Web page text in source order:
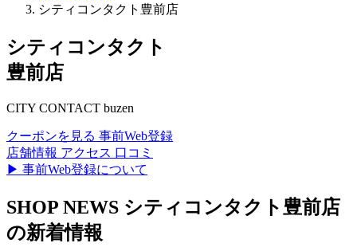
シティコンタクト豊前店
シティコンタクト
豊前店
CITY CONTACT buzen
クーポンを見る 事前Web登録
店舗情報 アクセス 口コミ
▶ 事前Web登録について
SHOP NEWS シティコンタクト豊前店
の新着情報